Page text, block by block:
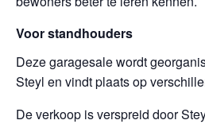
Voor standhouders
Deze garagesale wordt
Steyl en vindt plaats op
De verkoop is verspreid door